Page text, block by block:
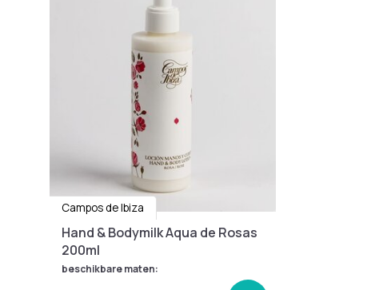
Campos de Ibiza
Hand & Bodymilk Aqua de Rosas
200ml
beschikbare maten: